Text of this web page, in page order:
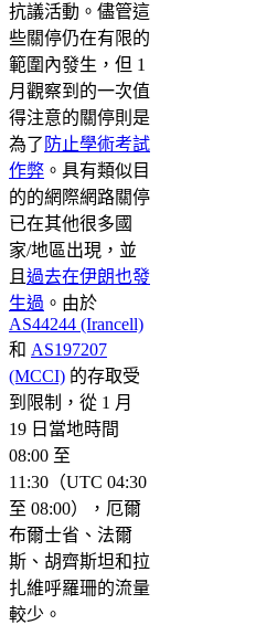
抗議活動。儘管這
些關停仍在有限的
範圍內發生，但 1
月觀察到的一次值
得注意的關停則是
為了 防止學術考試
作弊 。具有類似目
的的網際網路關停
已在其他很多國
家/地區出現，並
且 過去在伊朗也發
生過 。由於
AS44244 (Irancell)
和 AS197207
(MCCI) 的存取受
到限制，從 1 月
19 日當地時間
08:00 至
11:30（UTC 04:30
至 08:00），厄爾
布爾士省、法爾
斯、胡齊斯坦和拉
扎維呼羅珊的流量
較少。